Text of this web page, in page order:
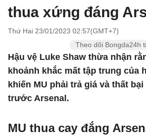
thua xứng đáng
Thứ Hai 23/01/2023 02:57(GMT+7)
Theo dõi Bongda24h
Hậu vệ Luke Shaw thừa nhận
khoảnh khắc mất tập trung của
khiến MU phải trả giá và thất
trước Arsenal.
MU thua cay đắng